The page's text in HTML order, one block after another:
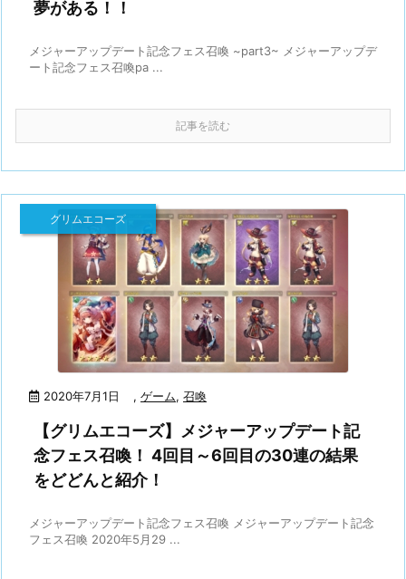
夢がある！！
メジャーアップデート記念フェス召喚 ~part3~ メジャーアップデ
ート記念フェス召喚pa ...
記事を読む
2020年7月1日
グリムエコーズ
, ゲーム, 召喚
【グリムエコーズ】メジャーアップデート記
念フェス召喚！ 4回目～6回目の30連の結果
をどどんと紹介！
メジャーアップデート記念フェス召喚 メジャーアップデート記念
フェス召喚 2020年5月29 ...